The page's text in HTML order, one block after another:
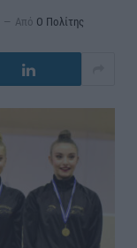
Από Ο Πολίτης